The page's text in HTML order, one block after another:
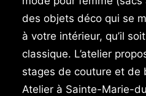
des objets déco qui se
à votre intérieur, qu’il
classique. L’atelier
stages de couture et de
Atelier à Sainte-Marie-